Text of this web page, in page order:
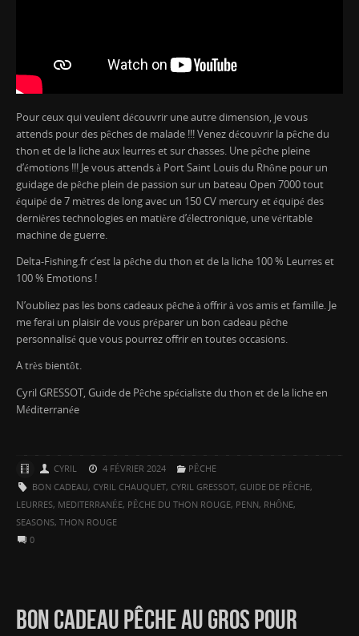
Pour ceux qui veulent découvrir une autre dimension, je vous
attends pour des pêches de malade !!! Venez découvrir la pêche du
thon et de la liche aux leurres et sur chasses. Une pêche pleine
d’émotions !!! Je vous attends à Port Saint Louis du Rhône pour un
guidage de pêche plein de passion sur un bateau Open 7000 tout
équipé de 7 mètres de long avec un 150 CV mercury et équipé des
dernières technologies en matière d’électronique, une véritable
machine de guerre.
Delta-Fishing.fr c’est la pêche du thon et de la liche 100 % Leurres et
100 % Emotions !
N’oubliez pas les bons cadeaux pêche à offrir à vos amis et famille. Je
me ferai un plaisir de vous préparer un bon cadeau pêche
personnalisé que vous pourrez offrir en toutes occasions.
A très bientôt.
Cyril GRESSOT, Guide de Pêche spécialiste du thon et de la liche en
Méditerranée
CYRIL 4 FÉVRIER 2024
PÊCHE
BON CADEAU, CYRIL CHAUQUET, CYRIL GRESSOT, GUIDE DE PÊCHE,
LEURRES, MEDITERRANÉE, PÊCHE DU THON ROUGE, PENN, RHÔNE,
SEASONS, THON ROUGE
0
BON CADEAU PÊCHE AU GROS POUR